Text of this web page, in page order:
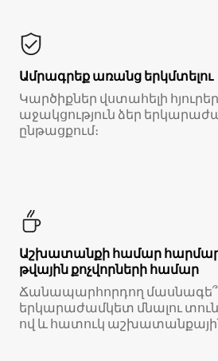
Ամրագրեք առանց երկմտելու
Կարծիքներ վստահելի
աջակցություն ձեր
ընթացքում։
Աշխատանքի համար
թվային քոչվորների համար
Ճանապարհորդող
երկարաժամկետ մնալու
ով և հատուկ